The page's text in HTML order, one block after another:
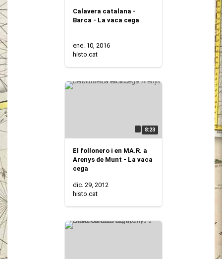
Calavera catalana -
Barca - La vaca cega
ene. 10, 2016
histo.cat
8:23
El follonero i en MA.R. a
Arenys de Munt - La vaca
cega
dic. 29, 2012
histo.cat